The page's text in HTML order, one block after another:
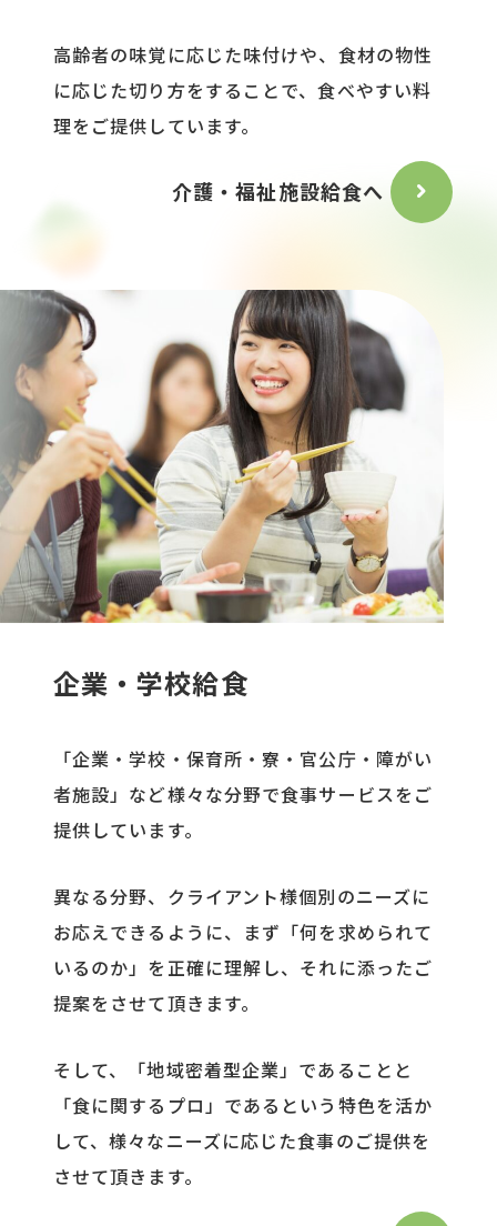
高齢者の味覚に応じた味付けや、食材の物性
に応じた切り方をすることで、食べやすい料
理をご提供しています。
介護・福祉施設給食へ
企業・学校給食
「企業・学校・保育所・寮・官公庁・障がい
者施設」など様々な分野で食事サービスをご
提供しています。
異なる分野、クライアント様個別のニーズに
お応えできるように、まず「何を求められて
いるのか」を正確に理解し、それに添ったご
提案をさせて頂きます。
そして、「地域密着型企業」であることと
「食に関するプロ」であるという特色を活か
して、様々なニーズに応じた食事のご提供を
させて頂きます。